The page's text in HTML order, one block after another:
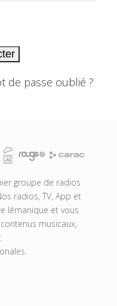
de passe oublié ?
groupe de radios
radios, TV, App et
lémanique et vous
musicaux,